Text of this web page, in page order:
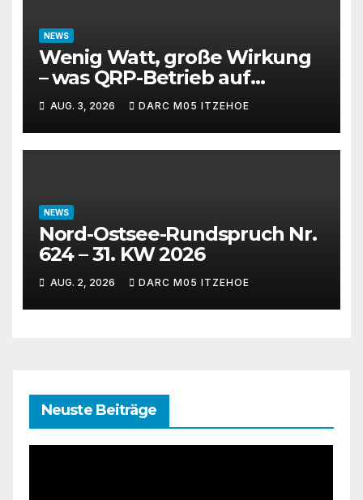
NEWS
Wenig Watt, große Wirkung
– was QRP-Betrieb auf
Kurzwelle wirklich kann
AUG. 3, 2026 DARC M05 ITZEHOE
NEWS
Nord-Ostsee-Rundspruch Nr.
624 – 31. KW 2026
AUG. 2, 2026 DARC M05 ITZEHOE
Neuste Beiträge